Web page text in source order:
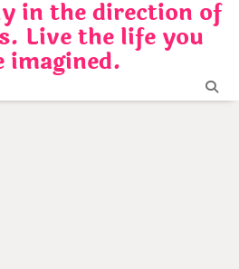
in the direction of
Live the life you
imagined.